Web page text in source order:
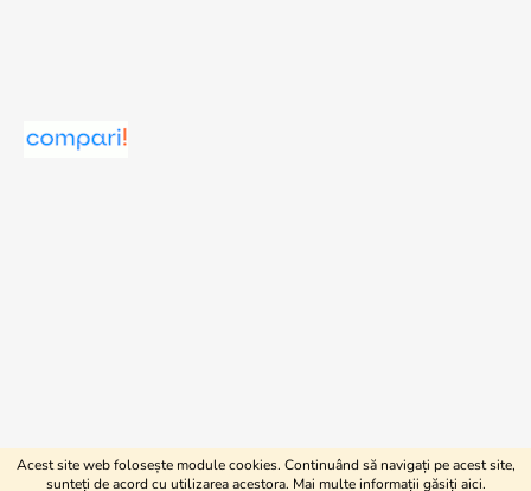
Acest site web folosește module cookies. Continuând să navigați pe acest site,
sunteți de acord cu utilizarea acestora. Mai multe informații găsiți aici.
Creat de Shoptet